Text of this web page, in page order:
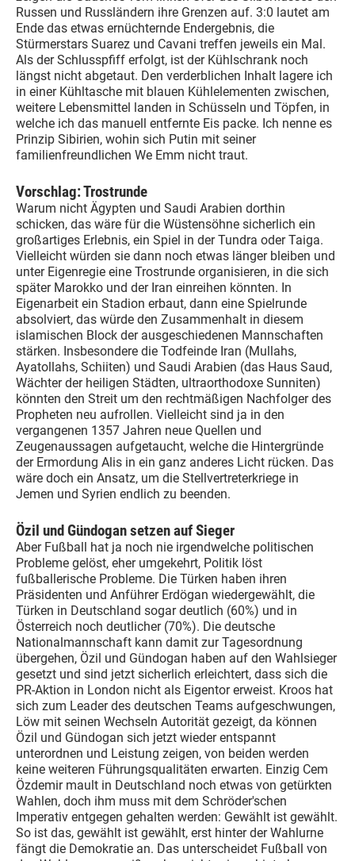
Russen und Russländern ihre Grenzen auf. 3:0 lautet am
Ende das etwas ernüchternde Endergebnis, die
Stürmerstars Suarez und Cavani treffen jeweils ein Mal.
Als der Schlusspfiff erfolgt, ist der Kühlschrank noch
längst nicht abgetaut. Den verderblichen Inhalt lagere ich
in einer Kühltasche mit blauen Kühlelementen zwischen,
weitere Lebensmittel landen in Schüsseln und Töpfen, in
welche ich das manuell entfernte Eis packe. Ich nenne es
Prinzip Sibirien, wohin sich Putin mit seiner
familienfreundlichen We Emm nicht traut.
Vorschlag: Trostrunde
Warum nicht Ägypten und Saudi Arabien dorthin
schicken, das wäre für die Wüstensöhne sicherlich ein
großartiges Erlebnis, ein Spiel in der Tundra oder Taiga.
Vielleicht würden sie dann noch etwas länger bleiben und
unter Eigenregie eine Trostrunde organisieren, in die sich
später Marokko und der Iran einreihen könnten. In
Eigenarbeit ein Stadion erbaut, dann eine Spielrunde
absolviert, das würde den Zusammenhalt in diesem
islamischen Block der ausgeschiedenen Mannschaften
stärken. Insbesondere die Todfeinde Iran (Mullahs,
Ayatollahs, Schiiten) und Saudi Arabien (das Haus Saud,
Wächter der heiligen Städten, ultraorthodoxe Sunniten)
könnten den Streit um den rechtmäßigen Nachfolger des
Propheten neu aufrollen. Vielleicht sind ja in den
vergangenen 1357 Jahren neue Quellen und
Zeugenaussagen aufgetaucht, welche die Hintergründe
der Ermordung Alis in ein ganz anderes Licht rücken. Das
wäre doch ein Ansatz, um die Stellvertreterkriege in
Jemen und Syrien endlich zu beenden.
Özil und Gündogan setzen auf Sieger
Aber Fußball hat ja noch nie irgendwelche politischen
Probleme gelöst, eher umgekehrt, Politik löst
fußballerische Probleme. Die Türken haben ihren
Präsidenten und Anführer Erdögan wiedergewählt, die
Türken in Deutschland sogar deutlich (60%) und in
Österreich noch deutlicher (70%). Die deutsche
Nationalmannschaft kann damit zur Tagesordnung
übergehen, Özil und Gündogan haben auf den Wahlsieger
gesetzt und sind jetzt sicherlich erleichtert, dass sich die
PR-Aktion in London nicht als Eigentor erweist. Kroos hat
sich zum Leader des deutschen Teams aufgeschwungen,
Löw mit seinen Wechseln Autorität gezeigt, da können
Özil und Gündogan sich jetzt wieder entspannt
unterordnen und Leistung zeigen, von beiden werden
keine weiteren Führungsqualitäten erwarten. Einzig Cem
Özdemir mault in Deutschland noch etwas von getürkten
Wahlen, doch ihm muss mit dem Schröder'schen
Imperativ entgegen gehalten werden: Gewählt ist gewählt.
So ist das, gewählt ist gewählt, erst hinter der Wahlurne
fängt die Demokratie an. Das unterscheidet Fußball von